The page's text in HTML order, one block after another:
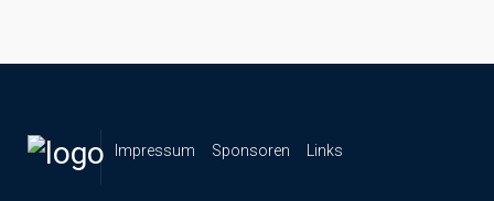
Impressum Sponsoren Links